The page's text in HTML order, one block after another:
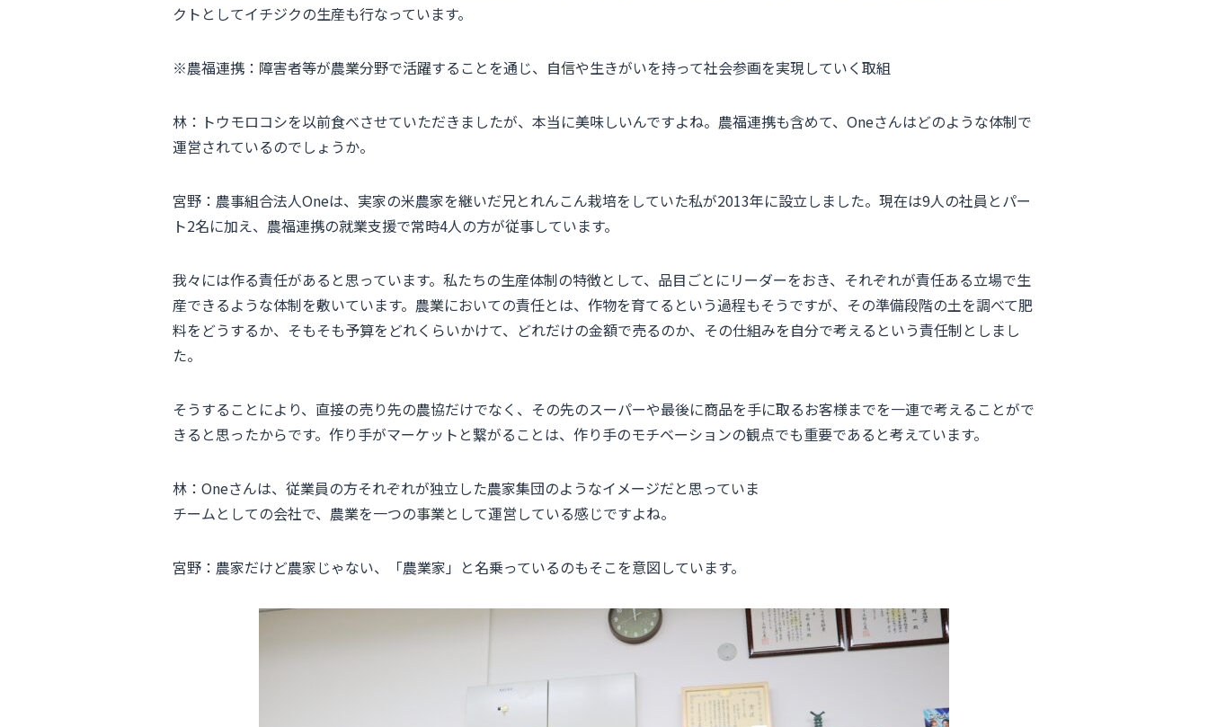
クトとしてイチジクの生産も行なっています。
※農福連携：障害者等が農業分野で活躍することを通じ、自信や生きがいを持って社会参画を実現していく取組
林：トウモロコシを以前食べさせていただきましたが、本当に美味しいんですよね。農福連携も含めて、Oneさんはどのような体制で
運営されているのでしょうか。
宮野：農事組合法人Oneは、実家の米農家を継いだ兄とれんこん栽培をしていた私が2013年に設立しました。現在は9人の社員とパー
ト2名に加え、農福連携の就業支援で常時4人の方が従事しています。
我々には作る責任があると思っています。私たちの生産体制の特徴として、品目ごとにリーダーをおき、それぞれが責任ある立場で生
産できるような体制を敷いています。農業においての責任とは、作物を育てるという過程もそうですが、その準備段階の土を調べて肥
料をどうするか、そもそも予算をどれくらいかけて、どれだけの金額で売るのか、その仕組みを自分で考えるという責任制としまし
た。
そうすることにより、直接の売り先の農協だけでなく、その先のスーパーや最後に商品を手に取るお客様までを一連で考えることがで
きると思ったからです。作り手がマーケットと繋がることは、作り手のモチベーションの観点でも重要であると考えています。
林：Oneさんは、従業員の方それぞれが独立した農家集団のようなイメージだと思っていま
チームとしての会社で、農業を一つの事業として運営している感じですよね。
宮野：農家だけど農家じゃない、「農業家」と名乗っているのもそこを意図しています。